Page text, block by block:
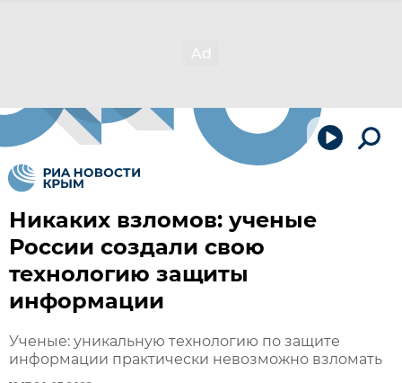
Никаких взломов: ученые
России создали свою
технологию защиты
информации
Ученые: уникальную технологию по защите
информации практически невозможно взломать